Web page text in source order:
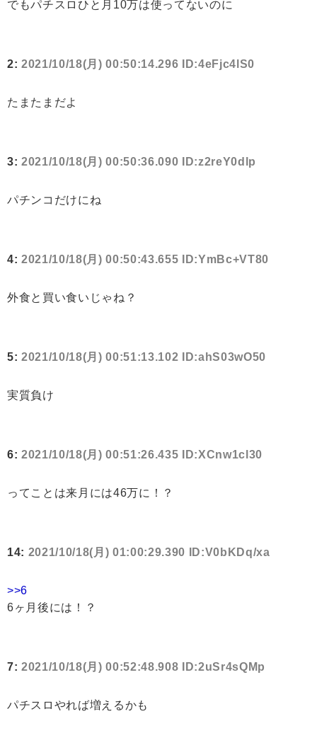
でもパチスロひと月10万は使ってないのに
2: 2021/10/18(月) 00:50:14.296 ID:4eFjc4lS0
たまたまだよ
3: 2021/10/18(月) 00:50:36.090 ID:z2reY0dlp
パチンコだけにね
4: 2021/10/18(月) 00:50:43.655 ID:YmBc+VT80
外食と買い食いじゃね？
5: 2021/10/18(月) 00:51:13.102 ID:ahS03wO50
実質負け
6: 2021/10/18(月) 00:51:26.435 ID:XCnw1cl30
ってことは来月には46万に！？
14: 2021/10/18(月) 01:00:29.390 ID:V0bKDq/xa
>>6
6ヶ月後には！？
7: 2021/10/18(月) 00:52:48.908 ID:2uSr4sQMp
パチスロやれば増えるかも